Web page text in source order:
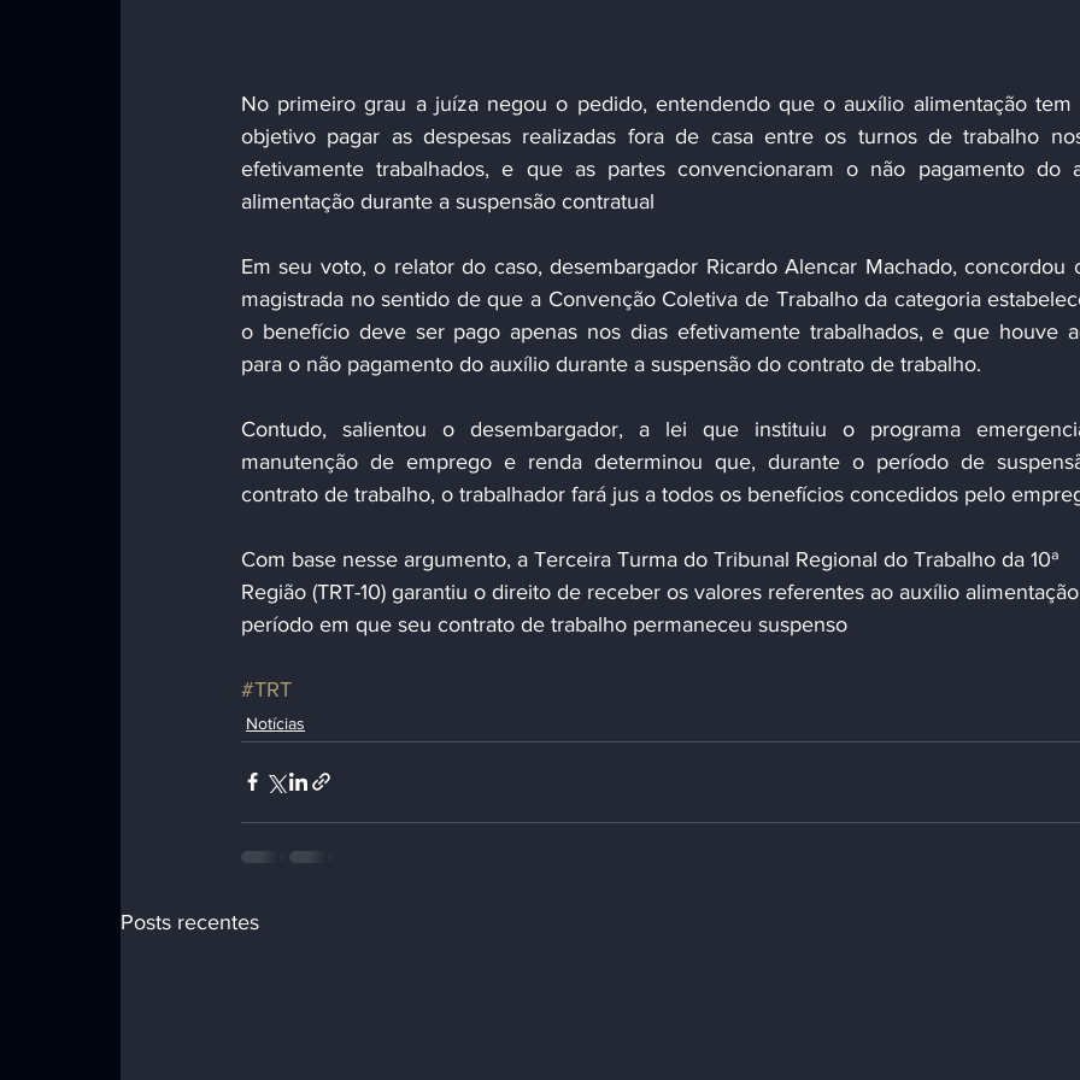
No primeiro grau a juíza negou o pedido, entendendo que o auxílio alimentação tem
objetivo pagar as despesas realizadas fora de casa entre os turnos de trabalho
efetivamente trabalhados, e que as partes convencionaram o não pagamento do
alimentação durante a suspensão contratual
Em seu voto, o relator do caso, desembargador Ricardo Alencar Machado, concordou
magistrada no sentido de que a Convenção Coletiva de Trabalho da categoria
o benefício deve ser pago apenas nos dias efetivamente trabalhados, e que houve
para o não pagamento do auxílio durante a suspensão do contrato de trabalho.
Contudo, salientou o desembargador, a lei que instituiu o programa
manutenção de emprego e renda determinou que, durante o período de
contrato de trabalho, o trabalhador fará jus a todos os benefícios concedidos pelo
Com base nesse argumento, a Terceira Turma do Tribunal Regional do Trabalho da 10ª
Região (TRT-10) garantiu o direito de receber os valores referentes ao auxílio
período em que seu contrato de trabalho permaneceu suspenso
#TRT
Notícias
Posts recentes